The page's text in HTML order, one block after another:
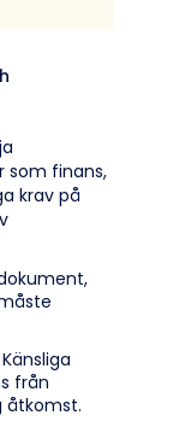
som finans,
krav på
från
åtkomst.